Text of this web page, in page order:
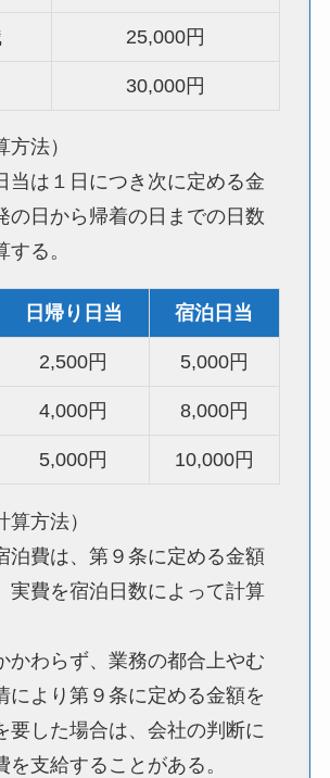
25,000円
30,000円
方法）
は１日につき次に定める金
の日から帰着の日までの日数
る。
日帰り日当 宿泊日当
2,500円 5,000円
4,000円 8,000円
5,000円 10,000円
算方法）
費は、第９条に定める金額
実費を宿泊日数によって計算
かわらず、業務の都合上やむ
により第９条に定める金額を
要した場合は、会社の判断に
を支給することがある。